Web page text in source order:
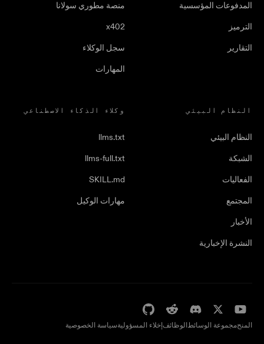
المدفوعات المؤسسية
الترميز
التقارير
منصة مطوري سولانا
x402
سجل الوكلاء
المهارات
النظام البيئي
النظام البيئي
الشبكة
الفعاليات
المجتمع
الأخبار
النشرة الإخبارية
وكلاء الذكاء الاصطناعي
llms.txt
llms-full.txt
SKILL.md
مهارات الوكيل
المنحمجموعة الوسائطالوظائفإخلاء المسؤوليةسياسة الخصوصية